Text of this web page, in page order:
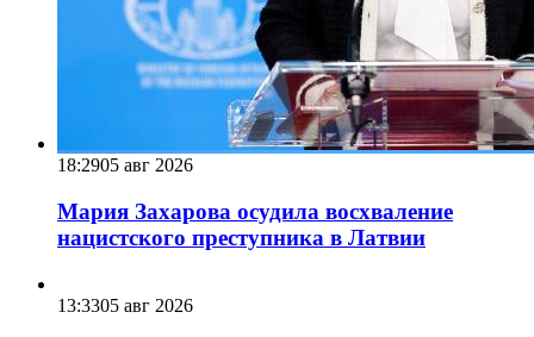
18:2905 авг 2026
Мария Захарова осудила восхваление
нацистского преступника в Латвии
13:3305 авг 2026